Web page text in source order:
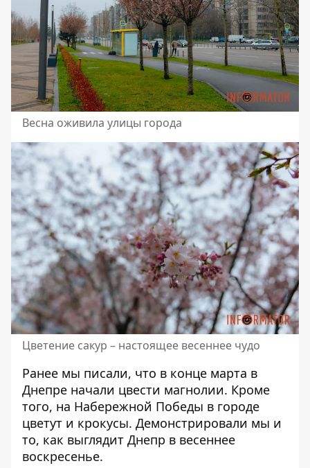
Весна оживила улицы города
Цветение сакур – настоящее весеннее чудо
Ранее мы писали, что в конце марта в
Днепре начали цвести магнолии. Кроме
того, на Набережной Победы в городе
цветут и крокусы. Демонстрировали мы и
то, как выглядит Днепр в весеннее
воскресенье.